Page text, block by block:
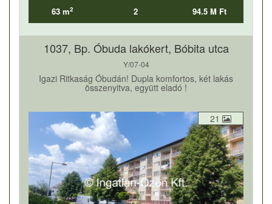
63 m2 2 94.5 M Ft
1037, Bp. Óbuda lakókert, Bóbita utca
Y/07-04
Igazi Ritkaság Óbudán! Dupla komfortos, két lakás
összenyitva, együtt eladó !
21